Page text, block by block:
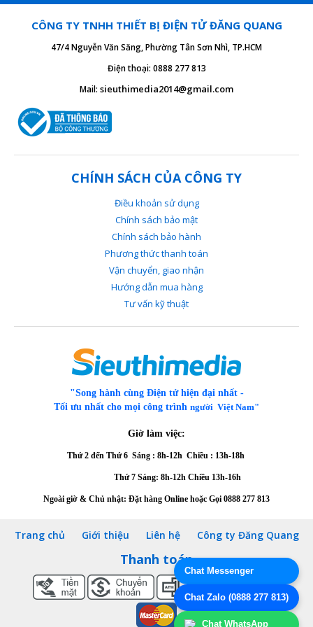
: Kiểm tra độ chắc chắn của các
chốt vặn trên cáp DB9. Hệ thống sẵn sàng
hoạt động ngay lập tức mà không cần cài
ỨNG DỤNG THỰC TẾ
Bộ chia MT-RS104 là giải pháp tối ưu cho hàng
loạt hệ thống hiện đại:
Dây chuyền sản xuất tự động: Phân phối lệnh
CNC hoặc robot lắp ráp.
Hệ thống thu ngân siêu thị: Kết nối một máy
POS với nhiều thiết bị ngoại vi như máy in hóa
Trạm thu phí hoặc bãi xe thông minh: Truyền
tính quản lý cùng lúc.
Môi trường giáo dục/Nghiên cứu: Chia sẻ tín
hiệu từ thiết bị đo lường chuyên dụng cho
nhiều sinh viên cùng quan sát thông số.
CÔNG TY TNHH THIẾT BỊ ĐIỆN TỬ ĐĂNG QUANG
47/4 Nguyễn Văn Săng, Phường Tân Sơn Nhì, TP.HCM
Điện thoại: 0888 277 813
Mail: sieuthimedia2014@gmail.com
CHÍNH SÁCH CỦA CÔNG TY
Điều khoản sử dụng
Chính sách bảo mật
Chính sách bảo hành
Phương thức thanh toán
Vận chuyển, giao nhận
Hướng dẫn mua hàng
Tư vấn kỹ thuật
"Song hành cùng Điện tử hiện đại nhất -
Tối ưu nhất cho mọi công trình người Việt Nam"
Giờ làm việc:
Thứ 2 đến Thứ 6 Sáng : 8h-12h Chiều : 13h-18h
Thứ 7 Sáng: 8h-12h Chiều 13h-16h
Ngoài giờ & Chủ nhật: Đặt hàng Online hoặc Gọi 0888 277 813
Trang chủ Giới thiệu Liên hệ Công ty Đăng Quang
Thanh toán
Chat Messenger
Chat Zalo (0888 277 813)
Chat WhatsApp